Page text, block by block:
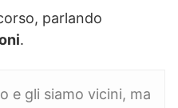
parlando
.
e gli siamo vicini, ma